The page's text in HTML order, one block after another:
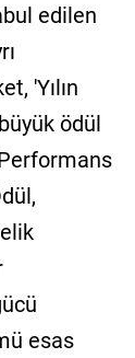
edilen
'Yılın
ödül
esas